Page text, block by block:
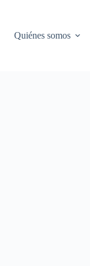
Quiénes somos